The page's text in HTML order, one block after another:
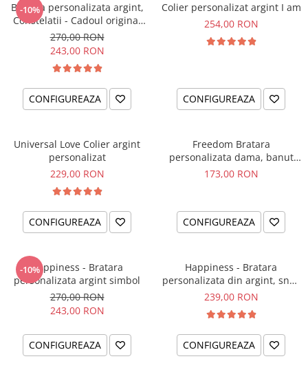
-10%
Bratara personalizata argint,
Constelatii - Cadoul original
pentru sora sau prietena ta
270,00 RON
243,00 RON
CONFIGUREAZA
Colier personalizat argint I am
254,00 RON
CONFIGUREAZA
Universal Love Colier argint
personalizat
229,00 RON
CONFIGUREAZA
Freedom Bratara
personalizata dama, banut
argint, snur reglabil
173,00 RON
CONFIGUREAZA
-10%Happiness - Bratara
personalizata argint simbol
270,00 RON
243,00 RON
CONFIGUREAZA
Happiness - Bratara
personalizata din argint, snur
dublu piele, simbol
239,00 RON
CONFIGUREAZA